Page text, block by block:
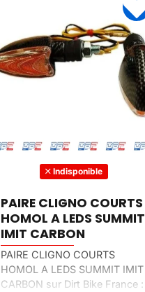
Indisponible
PAIRE CLIGNO COURTS
HOMOL A LEDS SUMMIT
IMIT CARBON
PAIRE CLIGNO COURTS
HOMOL A LEDS SUMMIT IMIT
CARBON sur Dirt Bike France :